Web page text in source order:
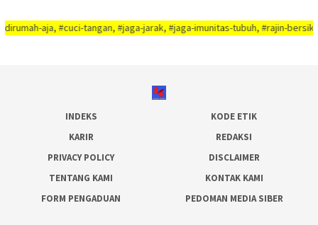
aja, #cuci-tangan, #jaga-jarak, #jaga-imunitas-tubuh, #rajin-bersikan-
INDEKS
KODE ETIK
KARIR
REDAKSI
PRIVACY POLICY
DISCLAIMER
TENTANG KAMI
KONTAK KAMI
FORM PENGADUAN
PEDOMAN MEDIA SIBER